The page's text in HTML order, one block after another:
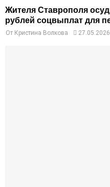
Жителя Ставрополя
рублей соцвыплат для
От Кристина Волкова 27.05.2026